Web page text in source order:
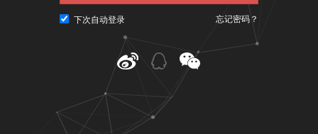
下次自动登录 忘记密码？